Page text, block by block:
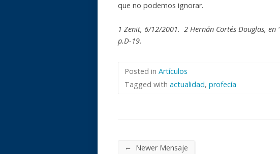
que no podemos ignorar.
1 Zenit, 6/12/2001. 2 Hernán Cortés Douglas, en
p.D-19.
Posted in Artículos
Tagged with actualidad, profecía
← Newer Mensaje